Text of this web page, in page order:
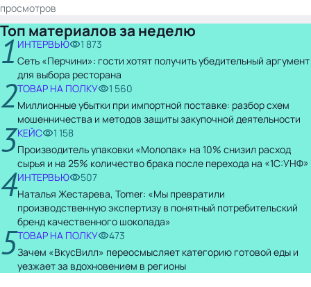
просмотров
Топ материалов за неделю
1 ИНТЕРВЬЮ
1 873
Сеть «Перчини»: гости хотят получить убедительный аргумент
для выбора ресторана
2ТОВАР НА ПОЛКУ
1 560
Миллионные убытки при импортной поставке: разбор схем
мошенничества и методов защиты закупочной деятельности
3КЕЙС
1 158
Производитель упаковки «Молопак» на 10% снизил расход
сырья и на 25% количество брака после перехода на «1С:УНФ»
4ИНТЕРВЬЮ
507
Наталья Жестарева, Tomer: «Мы превратили
производственную экспертизу в понятный потребительский
бренд качественного шоколада»
5ТОВАР НА ПОЛКУ
473
Зачем «ВкусВилл» переосмысляет категорию готовой еды и
уезжает за вдохновением в регионы